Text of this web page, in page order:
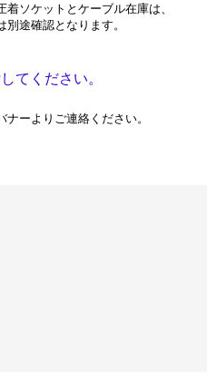
ソケットとケーブル在庫は、
途確認となります。
てください。
ーよりご連絡ください。